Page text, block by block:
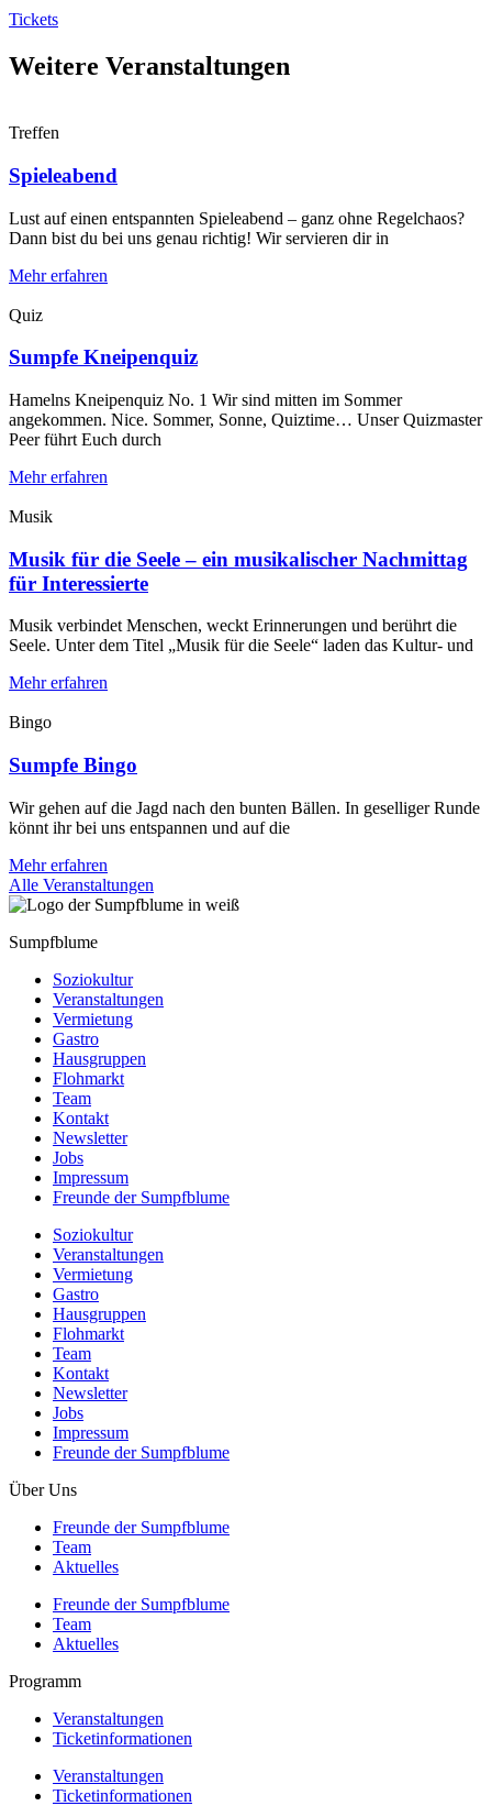
Tickets
Weitere Veranstaltungen
Treffen
Spieleabend
Lust auf einen entspannten Spieleabend – ganz ohne Regelchaos?
Dann bist du bei uns genau richtig! Wir servieren dir in
Mehr erfahren
Quiz
Sumpfe Kneipenquiz
Hamelns Kneipenquiz No. 1 Wir sind mitten im Sommer
angekommen. Nice. Sommer, Sonne, Quiztime… Unser Quizmaster
Peer führt Euch durch
Mehr erfahren
Musik
Musik für die Seele – ein musikalischer Nachmittag
für Interessierte
Musik verbindet Menschen, weckt Erinnerungen und berührt die
Seele. Unter dem Titel „Musik für die Seele“ laden das Kultur- und
Mehr erfahren
Bingo
Sumpfe Bingo
Wir gehen auf die Jagd nach den bunten Bällen. In geselliger Runde
könnt ihr bei uns entspannen und auf die
Mehr erfahren
Alle Veranstaltungen
Sumpfblume
Soziokultur
Veranstaltungen
Vermietung
Gastro
Hausgruppen
Flohmarkt
Team
Kontakt
Newsletter
Jobs
Impressum
Freunde der Sumpfblume
Soziokultur
Veranstaltungen
Vermietung
Gastro
Hausgruppen
Flohmarkt
Team
Kontakt
Newsletter
Jobs
Impressum
Freunde der Sumpfblume
Über Uns
Freunde der Sumpfblume
Team
Aktuelles
Freunde der Sumpfblume
Team
Aktuelles
Programm
Veranstaltungen
Ticketinformationen
Veranstaltungen
Ticketinformationen